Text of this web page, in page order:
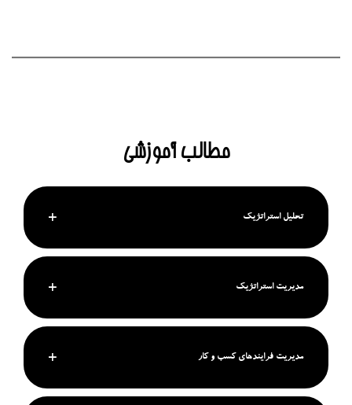
مطالب آموزشی
تحلیل استراتژیک
مدیریت استراتژیک
مدیریت فرایندهای کسب و کار